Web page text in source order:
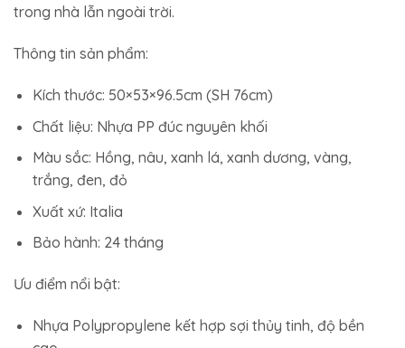
trong nhà lẫn ngoài trời.
Thông tin sản phẩm:
Kích thước: 50×53×96.5cm (SH 76cm)
Chất liệu: Nhựa PP đúc nguyên khối
Màu sắc: Hồng, nâu, xanh lá, xanh dương, vàng,
trắng, đen, đỏ
Xuất xứ: Italia
Bảo hành: 24 tháng
Ưu điểm nổi bật:
Nhựa Polypropylene kết hợp sợi thủy tinh, độ bền